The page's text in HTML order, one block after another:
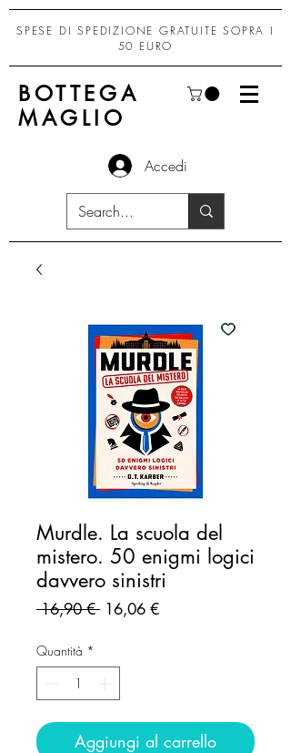
SPESE DI SPEDIZIONE GRATUITE SOPRA I
50 EURO
BOTTEGA
MAGLIO
Accedi
Murdle. La scuola del
mistero. 50 enigmi logici
davvero sinistri
16,90 € Prezzo
16,06 €Prezzo
Quantità *
Aggiungi al carrello